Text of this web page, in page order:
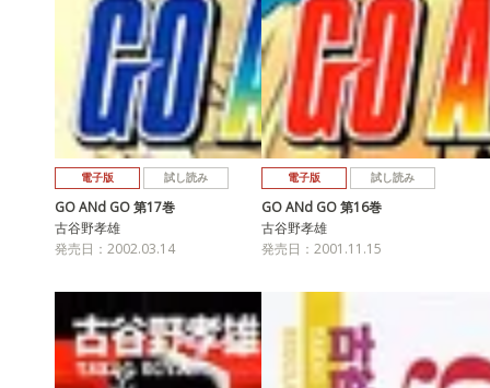
電子版 試し読み
GO ANd GO 第17巻
古谷野孝雄
発売日：2002.03.14
電子版 試し読み
GO ANd GO 第16巻
古谷野孝雄
発売日：2001.11.15